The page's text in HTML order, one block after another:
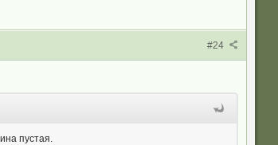
#24
пустая.